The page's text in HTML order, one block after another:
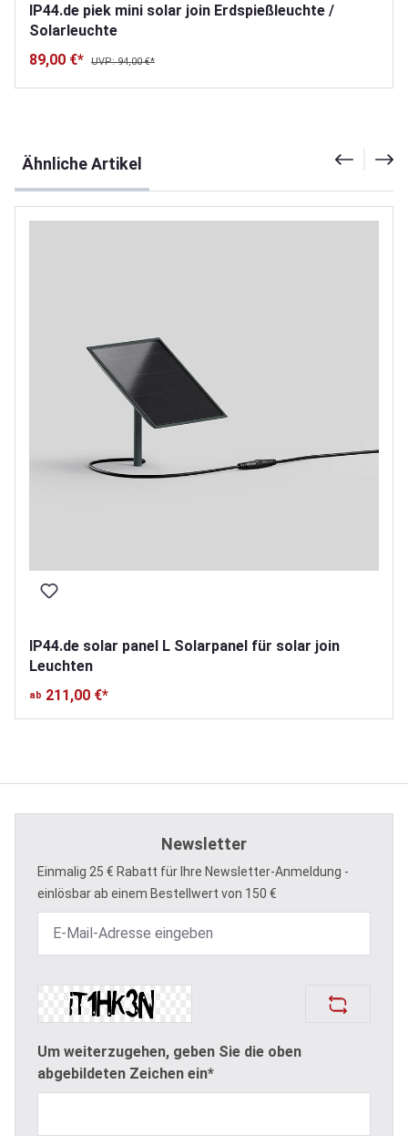
IP44.de piek mini solar join Erdspießleuchte /
Solarleuchte
89,00 €*
UVP: 94,00 €*
Ähnliche Artikel
IP44.de solar panel L Solarpanel für solar join
Leuchten
ab 211,00 €*
Newsletter
Einmalig 25 € Rabatt für Ihre Newsletter-Anmeldung -
einlösbar ab einem Bestellwert von 150 €
Um weiterzugehen, geben Sie die oben
abgebildeten Zeichen ein*